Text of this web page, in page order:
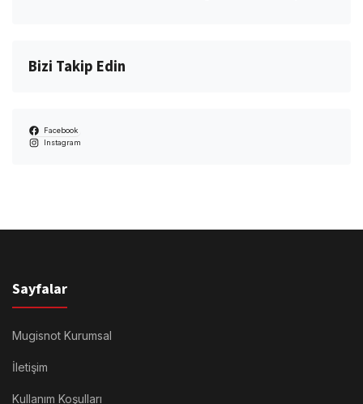
Bizi Takip Edin
Facebook
Instagram
Sayfalar
Mugisnot Kurumsal
İletişim
Kullanım Koşulları